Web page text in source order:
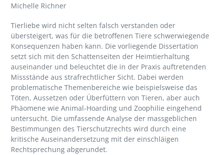
zum
Warenkorb
hinzugefügt
Michelle Richner
Tierliebe wird nicht selten falsch verstanden oder
übersteigert, was für die betroffenen Tiere schwerwiegende
Konsequenzen haben kann. Die vorliegende Dissertation
setzt sich mit den Schattenseiten der Heimtierhaltung
auseinander und beleuchtet die in der Praxis auftretenden
Missstände aus strafrechtlicher Sicht. Dabei werden
problematische Themenbereiche wie beispielsweise das
Töten, Aussetzen oder Überfüttern von Tieren, aber auch
Phäomene wie Animal-Hoarding und Zoophilie eingehend
untersucht. Die umfassende Analyse der massgeblichen
Bestimmungen des Tierschutzrechts wird durch eine
kritische Auseinandersetzung mit der einschläigen
Rechtsprechung abgerundet.